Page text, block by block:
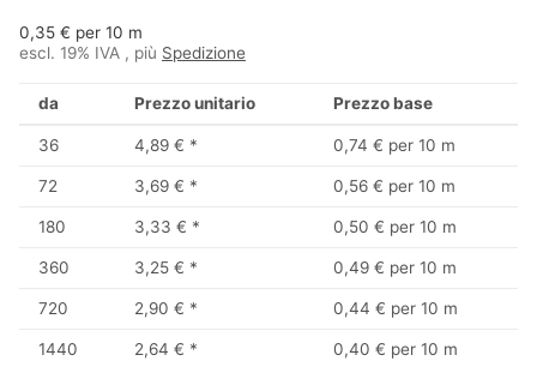
0,35 € per 10 m
escl. 19% IVA , più Spedizione
da Prezzo unitario Prezzo base
36 4,89 € * 0,74 € per 10 m
72 3,69 € * 0,56 € per 10 m
180 3,33 € * 0,50 € per 10 m
360 3,25 € * 0,49 € per 10 m
720 2,90 € * 0,44 € per 10 m
1440 2,64 € * 0,40 € per 10 m